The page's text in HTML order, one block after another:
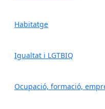
Habitatge
Igualtat i LGTBIQ
Ocupació, formació,